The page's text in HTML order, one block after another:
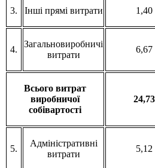
3. Інші прямі витрати 1,40
4.
Загальновиробничі
витрати
6,67
Всього витрат
виробничої
собівартості
24,73
5.
Адміністративні
витрати
5,12